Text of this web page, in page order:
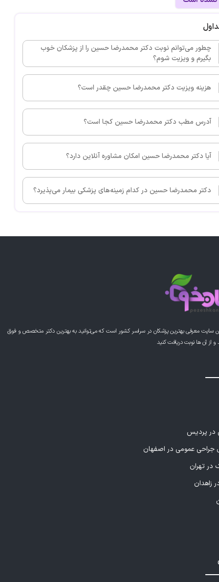
چطور می‌توانم نوبت دکتر محمدرضا حسین را از پزشکان خوب
بگیرم و ویزیت شوم؟
هزینه ویزیت دکتر محمدرضا حسین چقدر است؟
آدرس مطب دکتر محمدرضا حسین کجا است؟
آیا دکتر محمدرضا حسین امکان مشاوره آنلاین دارد؟
دکتر محمدرضا حسین در کدام زمینه‌های پزشکی بیمار می‌پذیرد؟
سایت معرفی بهترین پزشکان در سراسر کشور است که می‌توانید به بهترین دکتر متخصص و فوق
آن ها نوبت دریافت کنید
در پردیس
عمومی در اصفهان
در تهران
زاهدان